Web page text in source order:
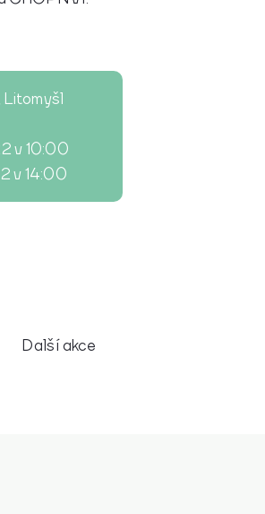
Litomyšl
v 10:00
v 14:00
Další akce